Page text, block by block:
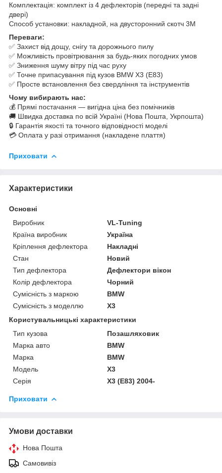
Комплектація: комплект із 4 дефлекторів (передні та задні
двері)
Способ установки: накладной, на двусторонний скотч 3M
Переваги:
✅ Захист від дощу, снігу та дорожнього пилу
✅ Можливість провітрювання за будь-яких погодних умов
✅ Зниження шуму вітру під час руху
✅ Точне припасування під кузов BMW X3 (E83)
✅ Просте встановлення без свердління та інструментів
Чому вибирають нас:
💰 Прямі постачання — вигідна ціна без помічників
🚚 Швидка доставка по всій Україні (Нова Пошта, Укрпошта)
🔒 Гарантія якості та точного відповідності моделі
💳 Оплата у разі отримання (накладене плаття)
Приховати
Характеристики
Основні
Виробник
VL-Tuning
Країна виробник
Україна
Кріплення дефлектора
Накладні
Стан
Новий
Тип дефлектора
Дефлектори вікон
Колір дефлектора
Чорний
Сумісність з маркою
BMW
Сумісність з моделлю
X3
Користувальницькі характеристики
Тип кузова
Позашляховик
Марка авто
BMW
Марка
BMW
Модель
X3
Серія
X3 (E83) 2004-
Приховати
Умови доставки
Нова Пошта
Самовивіз